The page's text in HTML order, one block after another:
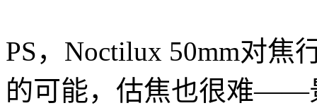
PS，Noctilux 50mm对焦
的可能，估焦也很难——